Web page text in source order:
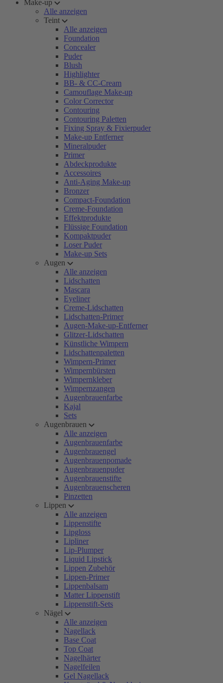
Make-up
Alle anzeigen
Teint
Alle anzeigen
Foundation
Concealer
Puder
Blush
Highlighter
BB- & CC-Cream
Camouflage Make-up
Color Corrector
Contouring
Contouring Paletten
Fixing Spray & Fixierpuder
Make-up Entferner
Mineralpuder
Primer
Abdeckprodukte
Accessoires
Anti-Aging Make-up
Bronzer
Compact-Foundation
Creme-Foundation
Effektprodukte
Flüssige Foundation
Kompaktpuder
Loser Puder
Make-up Sets
Augen
Alle anzeigen
Lidschatten
Mascara
Eyeliner
Creme-Lidschatten
Lidschatten-Primer
Augen-Make-up-Entferner
Glitzer-Lidschatten
Künstliche Wimpern
Lidschattenpaletten
Wimpern-Primer
Wimpernbürsten
Wimpernkleber
Wimpernzangen
Augenbrauenfarbe
Kajal
Sets
Augenbrauen
Alle anzeigen
Augenbrauenfarbe
Augenbrauengel
Augenbrauenpomade
Augenbrauenpuder
Augenbrauenstifte
Augenbrauenscheren
Pinzetten
Lippen
Alle anzeigen
Lippenstifte
Lipgloss
Lipliner
Lip-Plumper
Liquid Lipstick
Lippen Zubehör
Lippen-Primer
Lippenbalsam
Matter Lippenstift
Lippenstift-Sets
Nägel
Alle anzeigen
Nagellack
Base Coat
Top Coat
Nagelhärter
Nagelfeilen
Gel Nagellack